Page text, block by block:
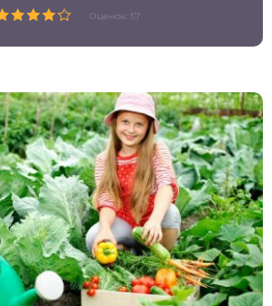
Оценок: 57